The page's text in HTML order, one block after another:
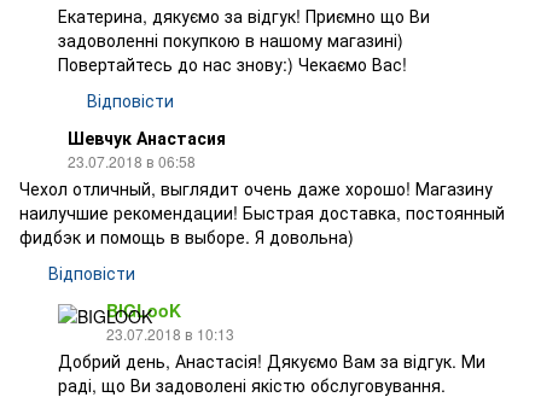
Екатерина, дякуємо за відгук! Приємно що Ви
задоволенні покупкою в нашому магазині)
Повертайтесь до нас знову:) Чекаємо Вас!
Відповісти
Шевчук Анастасия
23.07.2018 в 06:58
Чехол отличный, выглядит очень даже хорошо! Магазину
наилучшие рекомендации! Быстрая доставка, постоянный
фидбэк и помощь в выборе. Я довольна)
Відповісти
BIGLooK
23.07.2018 в 10:13
Добрий день, Анастасія! Дякуємо Вам за відгук. Ми
раді, що Ви задоволені якістю обслуговування.